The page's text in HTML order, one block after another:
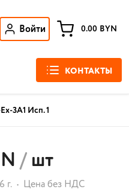
Войти 0.00 BYN
КОНТАКТЫ
3A1 Исп. 1
/шт
г. Цена без НДС